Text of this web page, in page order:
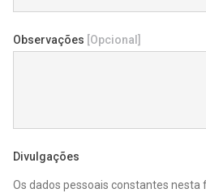
Observações [Opcional]
Divulgações
Os dados pessoais constantes nesta